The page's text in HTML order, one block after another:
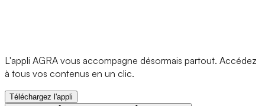
L'appli AGRA vous accompagne désormais partout. Accédez
à tous vos contenus en un clic.
Téléchargez l'appli